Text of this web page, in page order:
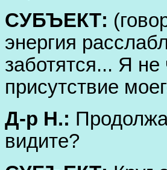
СУБЪЕКТ:
энергия
заботятся... Я
присутствие
Д-р Н.:
видите?